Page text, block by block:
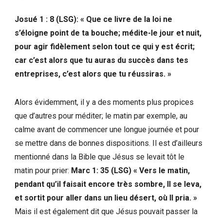
Josué 1 : 8 (LSG): « Que ce livre de la loi ne
s’éloigne point de ta bouche; médite-le jour et nuit,
pour agir fidèlement selon tout ce qui y est écrit;
car c’est alors que tu auras du succès dans tes
entreprises, c’est alors que tu réussiras. »
Alors évidemment, il y a des moments plus propices
que d’autres pour méditer; le matin par exemple, au
calme avant de commencer une longue journée et pour
se mettre dans de bonnes dispositions. Il est d’ailleurs
mentionné dans la Bible que Jésus se levait tôt le
matin pour prier: Marc 1: 35 (LSG) « Vers le matin,
pendant qu’il faisait encore très sombre, Il se leva,
et sortit pour aller dans un lieu désert, où Il pria. »
Mais il est également dit que Jésus pouvait passer la